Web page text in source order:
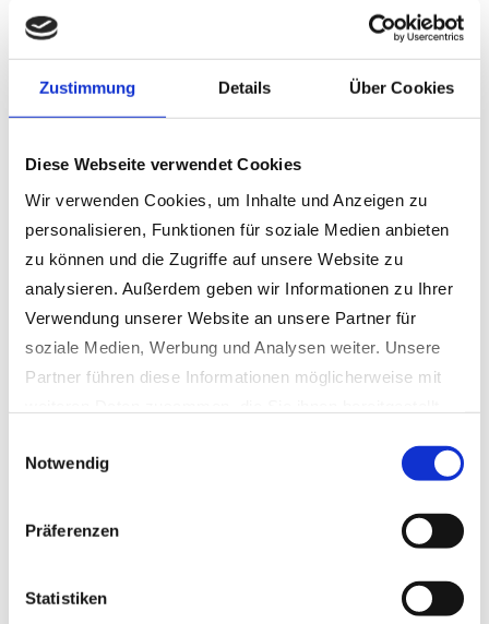
Zustimmung Details Über Cookies
Diese Webseite verwendet Cookies
Wir verwenden Cookies, um Inhalte und Anzeigen zu
personalisieren, Funktionen für soziale Medien anbieten
zu können und die Zugriffe auf unsere Website zu
analysieren. Außerdem geben wir Informationen zu Ihrer
Verwendung unserer Website an unsere Partner für
soziale Medien, Werbung und Analysen weiter. Unsere
Partner führen diese Informationen möglicherweise mit
gesammelt haben.
Notwendig
Präferenzen
Statistiken
Multifunktional: Mit Wechselschalen
einsetzbar.
Maximale Kontrolle:
Ineinandergreifende Fingerform mit
gehärteten Griffnoppen (optional)
verhindert Abrutschen.
Gewicht ohne Adapter:2.750 kg